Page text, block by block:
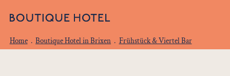
Home . Boutique Hotel in Brixen . Frühstück & Viertel Bar